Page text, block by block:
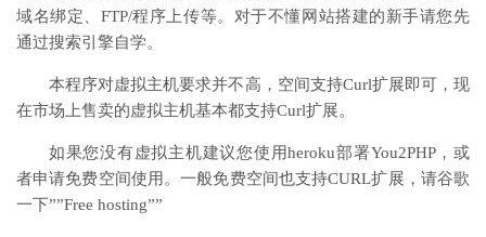
域名绑定、FTP/程序上传等。对于不懂网站搭建的新手请您先
通过搜索引擎自学。
本程序对虚拟主机要求并不高，空间支持Curl扩展即可，现
在市场上售卖的虚拟主机基本都支持Curl扩展。
如果您没有虚拟主机建议您使用heroku部署You2PHP，或
者申请免费空间使用。一般免费空间也支持CURL扩展，请谷歌
一下””Free hosting””